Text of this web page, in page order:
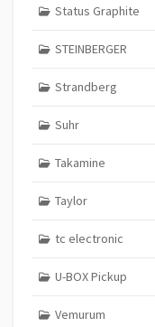
Status Graphite
STEINBERGER
Strandberg
Suhr
Takamine
Taylor
tc electronic
U-BOX Pickup
Vemurum